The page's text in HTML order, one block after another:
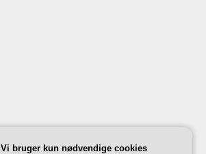
Vi bruger kun nødvendige cookies